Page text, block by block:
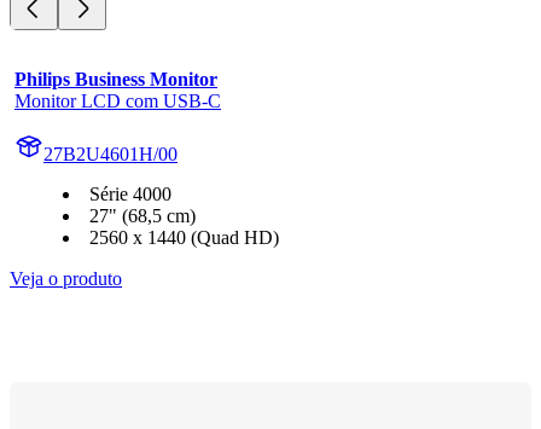
Philips Business Monitor
Monitor LCD com USB-C
27B2U4601H/00
Série 4000
27" (68,5 cm)
2560 x 1440 (Quad HD)
Veja o produto